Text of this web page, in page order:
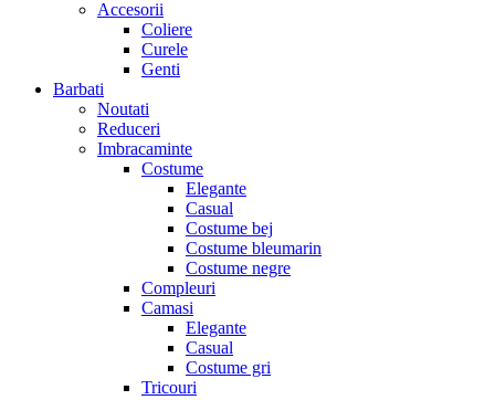
Accesorii
Coliere
Curele
Genti
Barbati
Noutati
Reduceri
Imbracaminte
Costume
Elegante
Casual
Costume bej
Costume bleumarin
Costume negre
Compleuri
Camasi
Elegante
Casual
Costume gri
Tricouri